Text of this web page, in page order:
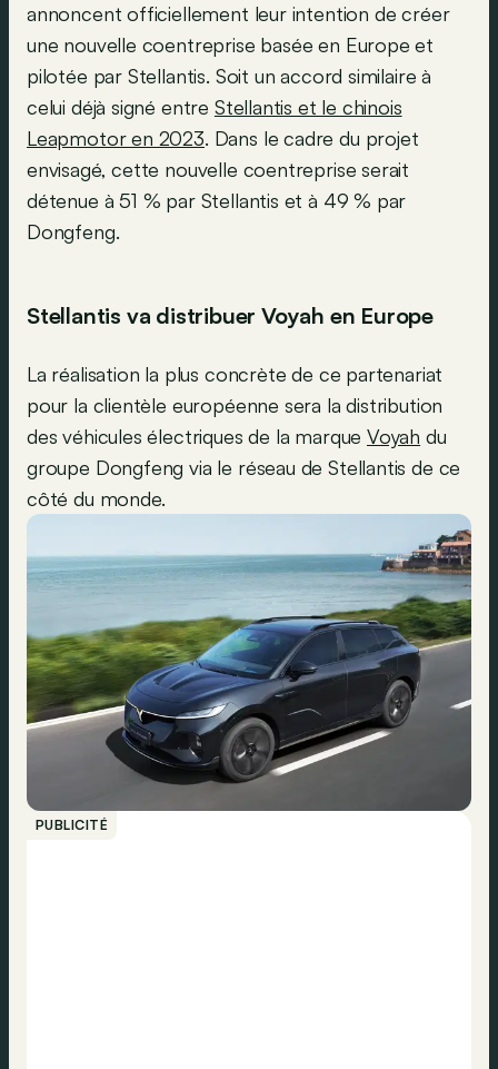
annoncent officiellement leur intention de créer
une nouvelle coentreprise basée en Europe et
pilotée par Stellantis. Soit un accord similaire à
celui déjà signé entre Stellantis et le chinois
Leapmotor en 2023. Dans le cadre du projet
envisagé, cette nouvelle coentreprise serait
détenue à 51 % par Stellantis et à 49 % par
Dongfeng.
Stellantis va distribuer Voyah en Europe
La réalisation la plus concrète de ce partenariat
pour la clientèle européenne sera la distribution
des véhicules électriques de la marque Voyah du
groupe Dongfeng via le réseau de Stellantis de ce
côté du monde.
PUBLICITÉ